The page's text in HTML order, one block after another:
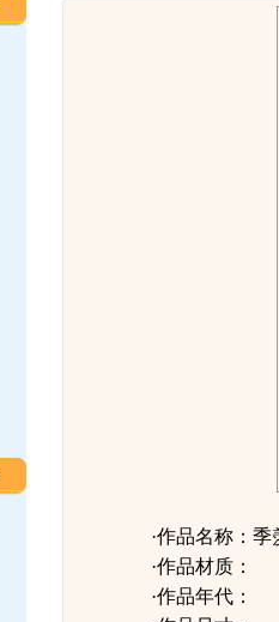
·作品名称：
·作品材质：
·作品年代：